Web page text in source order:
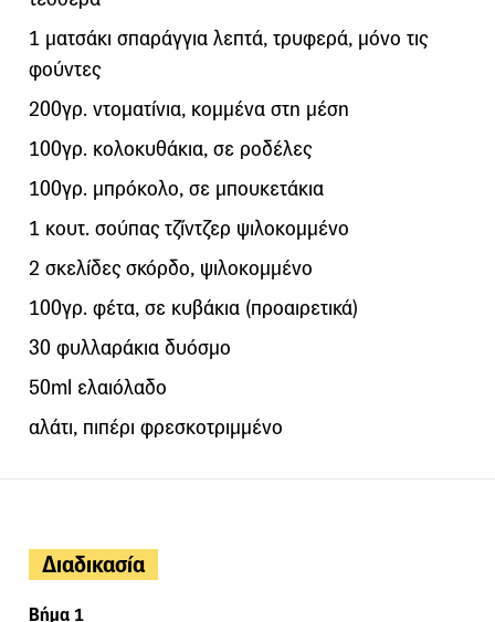
1 ματσάκι σπαράγγια λεπτά, τρυφερά, μόνο τις
φούντες
200γρ. ντοματίνια, κομμένα στη μέση
100γρ. κολοκυθάκια, σε ροδέλες
100γρ. μπρόκολο, σε μπουκετάκια
1 κουτ. σούπας τζίντζερ ψιλοκομμένο
2 σκελίδες σκόρδο, ψιλοκομμένο
100γρ. φέτα, σε κυβάκια (προαιρετικά)
30 φυλλαράκια δυόσμο
50ml ελαιόλαδο
αλάτι, πιπέρι φρεσκοτριμμένο
Διαδικασία
Βήμα 1